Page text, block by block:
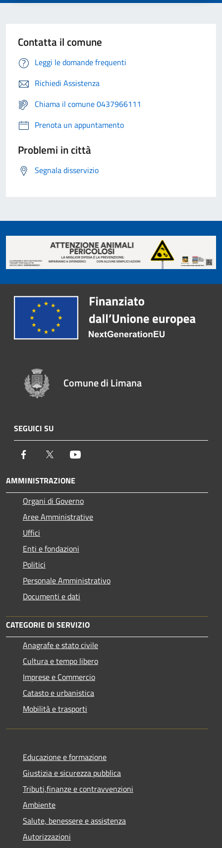
Contatta il comune
Leggi le domande frequenti
Richiedi Assistenza
Chiama il comune 0437966111
Prenota un appuntamento
Problemi in città
Segnala disservizio
Comune di Limana
SEGUICI SU
Facebook Twitter
AMMINISTRAZIONE
Organi di Governo
Aree Amministrative
Uffici
Enti e fondazioni
Politici
Personale Amministrativo
Documenti e dati
CATEGORIE DI SERVIZIO
Anagrafe e stato civile
Cultura e tempo libero
Imprese e Commercio
Catasto e urbanistica
Mobilità e trasporti
Educazione e formazione
Giustizia e sicurezza pubblica
Tributi,finanze e contravvenzioni
Ambiente
Salute, benessere e assistenza
Autorizzazioni